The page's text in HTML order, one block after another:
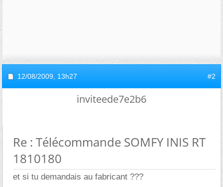
12/08/2009, 13h27 #2
inviteede7e2b6
Re : Télécommande SOMFY INIS RT
1810180
et si tu demandais au fabricant ???